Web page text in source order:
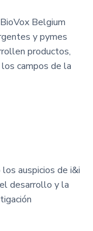
Belgium
y pymes
productos,
campos de la
los auspicios de i&i
desarrollo y la